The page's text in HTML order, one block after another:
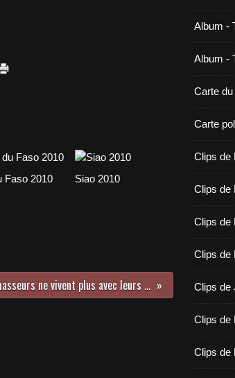
Faso 2010 Siao 2010
Pourquoi les chasseurs ne vivent plus avec leurs femmes en brousse
Album -
Album -
Carte
Carte
Clips de
Clips de
Clips de
Clips de
Clips de
Clips de
Clips de